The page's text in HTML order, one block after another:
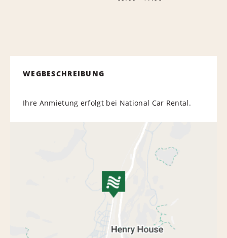
WEGBESCHREIBUNG
Ihre Anmietung erfolgt bei National Car Rental.